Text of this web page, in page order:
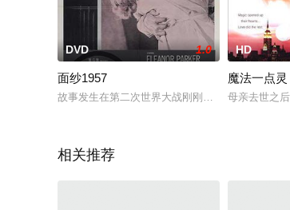
DVD 1.0
面纱1957
故事发生在第二次世界大战刚刚结束之际，卡罗
HD
魔法一点灵
母亲去世之
相关推荐